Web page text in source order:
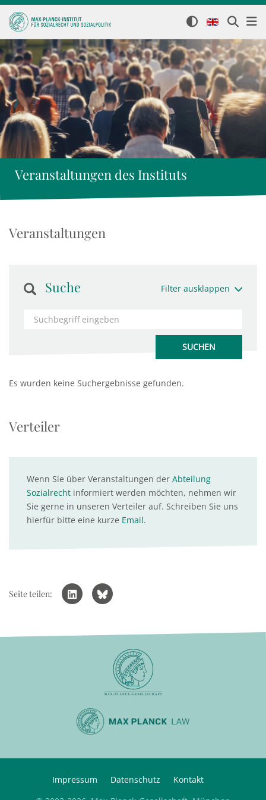
Veranstaltungen des Instituts
Veranstaltungen
Suche Filter ausklappen
Es wurden keine Suchergebnisse gefunden.
Verteiler
Wenn Sie über Veranstaltungen der Abteilung
Sozialrecht informiert werden möchten, nehmen wir
Sie gerne in unseren Verteiler auf. Schreiben Sie uns
hierfür bitte eine kurze Email.
Seite teilen:
Impressum Datenschutz
Kontakt